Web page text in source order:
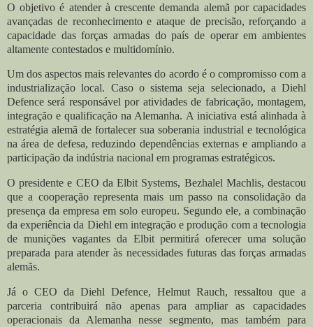
O objetivo é atender à crescente demanda alemã por capacidades
avançadas de reconhecimento e ataque de precisão, reforçando a
capacidade das forças armadas do país de operar em ambientes
altamente contestados e multidomínio.
Um dos aspectos mais relevantes do acordo é o compromisso com a
industrialização local. Caso o sistema seja selecionado, a Diehl
Defence será responsável por atividades de fabricação, montagem,
integração e qualificação na Alemanha. A iniciativa está alinhada à
estratégia alemã de fortalecer sua soberania industrial e tecnológica
na área de defesa, reduzindo dependências externas e ampliando a
participação da indústria nacional em programas estratégicos.
O presidente e CEO da Elbit Systems, Bezhalel Machlis, destacou
que a cooperação representa mais um passo na consolidação da
presença da empresa em solo europeu. Segundo ele, a combinação
da experiência da Diehl em integração e produção com a tecnologia
de munições vagantes da Elbit permitirá oferecer uma solução
preparada para atender às necessidades futuras das forças armadas
alemãs.
Já o CEO da Diehl Defence, Helmut Rauch, ressaltou que a
parceria contribuirá não apenas para ampliar as capacidades
operacionais da Alemanha nesse segmento, mas também para